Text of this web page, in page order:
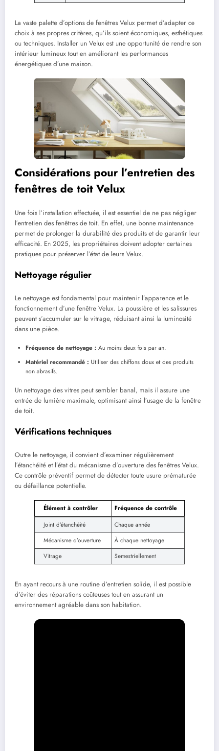
La vaste palette d’options de fenêtres Velux permet d’adapter ce
choix à ses propres critères, qu’ils soient économiques, esthétiques
ou techniques. Installer un Velux est une opportunité de rendre son
intérieur lumineux tout en améliorant les performances
énergétiques d’une maison.
Considérations pour l’entretien des
fenêtres de toit Velux
Une fois l’installation effectuée, il est essentiel de ne pas négliger
l’entretien des fenêtres de toit. En effet, une bonne maintenance
permet de prolonger la durabilité des produits et de garantir leur
efficacité. En 2025, les propriétaires doivent adopter certaines
pratiques pour préserver l’état de leurs Velux.
Nettoyage régulier
Le nettoyage est fondamental pour maintenir l’apparence et le
fonctionnement d’une fenêtre Velux. La poussière et les salissures
peuvent s’accumuler sur le vitrage, réduisant ainsi la luminosité
dans une pièce.
Fréquence de nettoyage : Au moins deux fois par an.
Matériel recommandé : Utiliser des chiffons doux et des produits
non abrasifs.
Un nettoyage des vitres peut sembler banal, mais il assure une
entrée de lumière maximale, optimisant ainsi l’usage de la fenêtre
de toit.
Vérifications techniques
Outre le nettoyage, il convient d’examiner régulièrement
l’étanchéité et l’état du mécanisme d’ouverture des fenêtres Velux.
Ce contrôle préventif permet de détecter toute usure prématurée
ou défaillance potentielle.
Élément à contrôler
Fréquence de contrôle
Joint d’étanchéité
Chaque année
Mécanisme d’ouverture
À chaque nettoyage
Vitrage
Semestriellement
En ayant recours à une routine d’entretien solide, il est possible
d’éviter des réparations coûteuses tout en assurant un
environnement agréable dans son habitation.